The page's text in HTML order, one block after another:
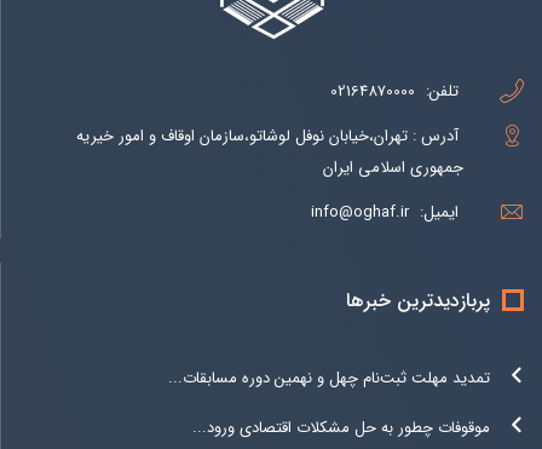
تلفن: 02164870000
آدرس : تهران،خیابان نوفل لوشاتو،سازمان اوقاف و امور خیریه
جمهوری اسلامی ایران
ایمیل: info@oghaf.ir
پربازدیدترین خبرها
تمدید مهلت ثبت‌نام چهل و نهمین دوره مسابقات...
موقوفات چطور به حل مشکلات اقتصادی ورود...